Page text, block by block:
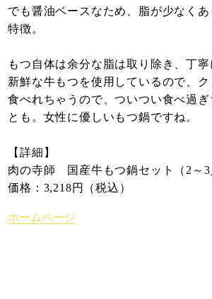
でも醤油ベースなため、脂が少なく
特徴。
もつ自体は余分な脂は取り除き、丁
新鮮な牛もつを使用しているので、ク
食べれちゃうので、ついつい食べ過ぎ
とも。女性に優しいもつ鍋ですね。
【詳細】
肉の寺師 国産牛もつ鍋セット（2～3
価格：3,218円（税込）
ホームページ